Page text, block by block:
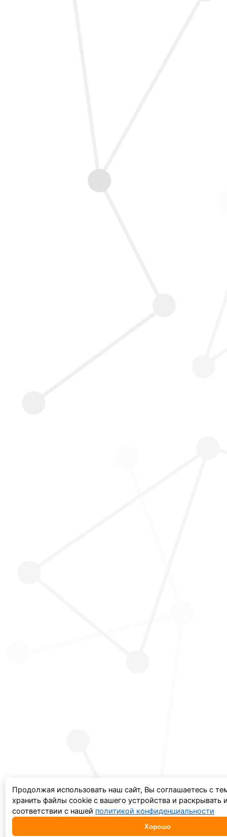
Продолжая использовать наш сайт, Вы соглашаетесь с
хранить файлы cookie с вашего устройства и
соответствии с нашей политикой конфиденциальности
Хорошо